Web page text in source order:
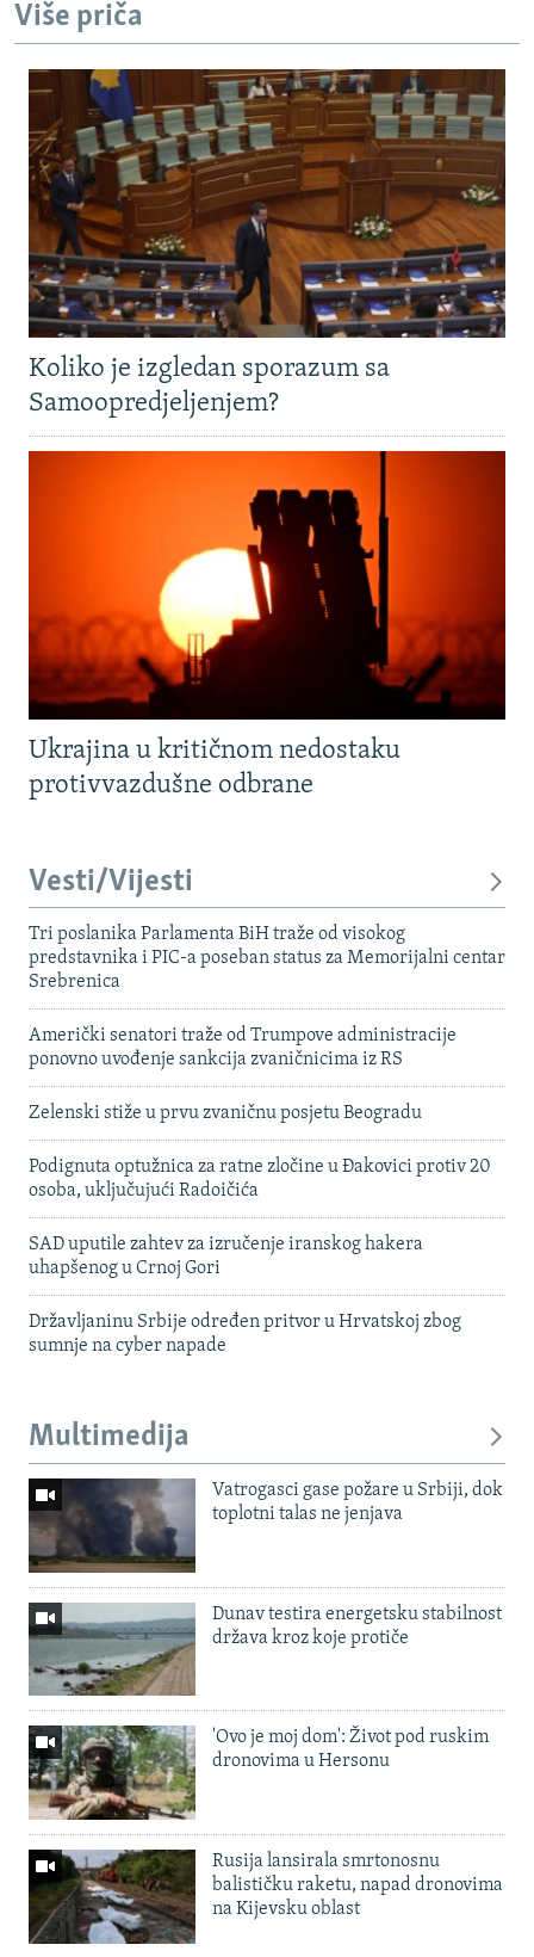
Više priča
Koliko je izgledan sporazum sa
Samoopredjeljenjem?
Ukrajina u kritičnom nedostaku
protivvazdušne odbrane
Vesti/Vijesti
Tri poslanika Parlamenta BiH traže od visokog
predstavnika i PIC-a poseban status za Memorijalni centar
Srebrenica
Američki senatori traže od Trumpove administracije
ponovno uvođenje sankcija zvaničnicima iz RS
Zelenski stiže u prvu zvaničnu posjetu Beogradu
Podignuta optužnica za ratne zločine u Đakovici protiv 20
osoba, uključujući Radoičića
SAD uputile zahtev za izručenje iranskog hakera
uhapšenog u Crnoj Gori
Državljaninu Srbije određen pritvor u Hrvatskoj zbog
sumnje na cyber napade
Multimedija
Vatrogasci gase požare u Srbiji, dok
toplotni talas ne jenjava
Dunav testira energetsku stabilnost
država kroz koje protiče
'Ovo je moj dom': Život pod ruskim
dronovima u Hersonu
Rusija lansirala smrtonosnu
balističku raketu, napad dronovima
na Kijevsku oblast